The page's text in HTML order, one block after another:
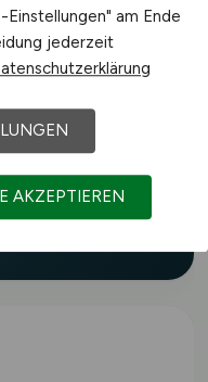
in
Tierhaltung,
(Saale) und
richtet sich an
– vom
am Ende
jederzeit
AKZEPTIEREN